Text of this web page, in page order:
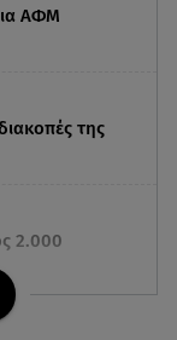
ΑΦΜ
της
2.000